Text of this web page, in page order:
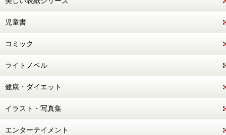
児童書
コミック
ライトノベル
健康・ダイエット
イラスト・写真集
エンターテイメント